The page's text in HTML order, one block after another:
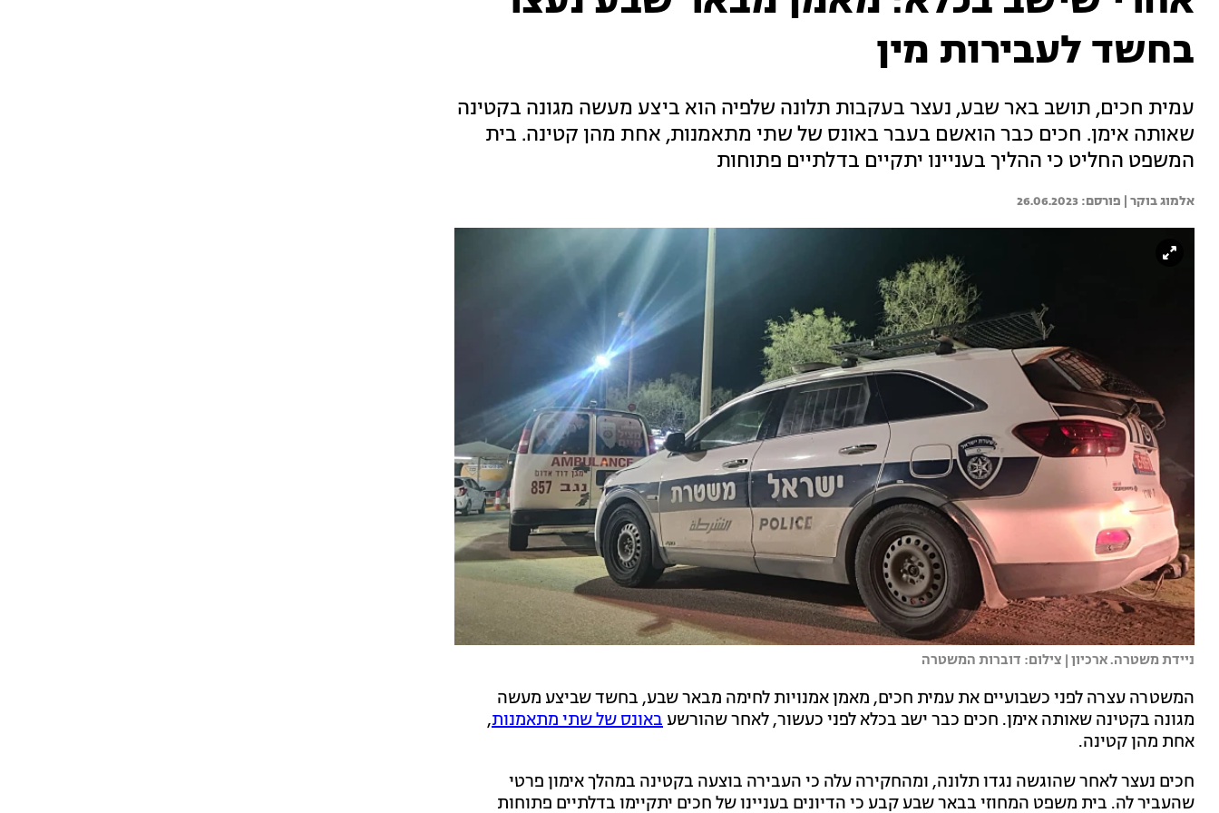
בחשד לעבירות מין
עמית חכים, תושב באר שבע, נעצר בעקבות תלונה שלפיה הוא ביצע מעשה מגונה בקטינה
שאותה אימן. חכים כבר הואשם בעבר באונס של שתי מתאמנות, אחת מהן קטינה. בית
המשפט החליט כי ההליך בעניינו יתקיים בדלתיים פתוחות
אלמוג בוקר | 26.06.2023
ניידת משטרה. ארכיון | צילום: דוברות המשטרה
המשטרה עצרה לפני כשבועיים את עמית חכים, מאמן אמנויות לחימה מבאר שבע, בחשד שביצע מעשה
מגונה בקטינה שאותה אימן. חכים כבר ישב בכלא לפני כעשור, לאחר שהורשע באונס של שתי מתאמנות,
אחת מהן קטינה.
חכים נעצר לאחר שהוגשה נגדו תלונה, ומהחקירה עלה כי העבירה בוצעה בקטינה במהלך אימון פרטי
שהעביר לה. בית משפט המחוזי בבאר שבע קבע כי הדיונים בעניינו של חכים יתקיימו בדלתיים פתוחות